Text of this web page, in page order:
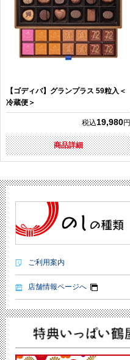
【ゴディバ】グランプラス 59粒入＜
冷蔵便＞
税込19,980円
商品詳細
ご利用案内
店舗情報ページへ